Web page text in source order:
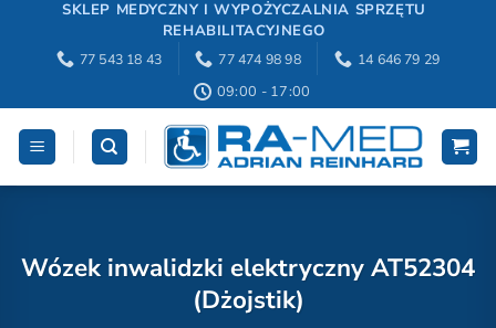
Przewiń
zawartości
SKLEP MEDYCZNY I WYPOŻYCZALNIA SPRZĘTU
REHABILITACYJNEGO
77 543 18 43 77 474 98 98 14 646 79 29
09:00 - 17:00
Wózek inwalidzki elektryczny AT52304
(Dżojstik)